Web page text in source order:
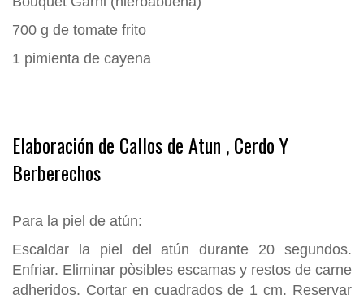
700 g de tomate frito
1 pimienta de cayena
Elaboración de Callos de Atun , Cerdo Y
Berberechos
Para la piel de atún:
Escaldar la piel del atún durante 20 segundos.
Enfriar. Eliminar pòsibles escamas y restos de carne
adheridos. Cortar en cuadrados de 1 cm. Reservar